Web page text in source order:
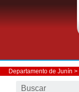
Departamento de Junín >